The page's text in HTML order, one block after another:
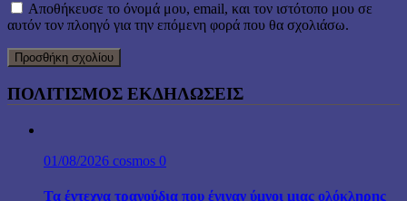
Αποθήκευσε το όνομά μου, email, και τον ιστότοπο μου σε
αυτόν τον πλοηγό για την επόμενη φορά που θα σχολιάσω.
ΠΟΛΙΤΙΣΜΟΣ ΕΚΔΗΛΩΣΕΙΣ
01/08/2026 cosmos 0
Τα έντεχνα τραγούδια που έγιναν ύμνοι μιας ολόκληρης